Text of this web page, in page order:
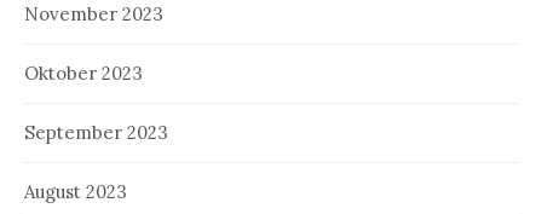
November 2023
Oktober 2023
September 2023
August 2023